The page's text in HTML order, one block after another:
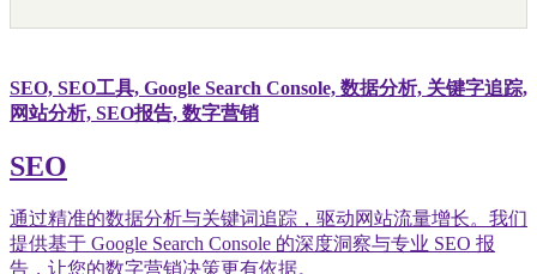
SEO, SEO工具, Google Search Console, 数据分析, 关键字追踪,
网站分析, SEO报告, 数字营销
SEO
通过精准的数据分析与关键词追踪，驱动网站流量增长。我们
提供基于 Google Search Console 的深度洞察与专业 SEO 报
告，让您的数字营销决策更有依据。